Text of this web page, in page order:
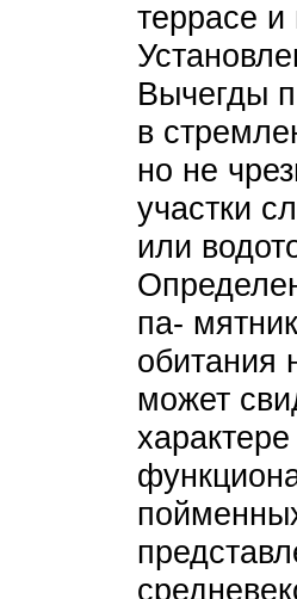
террасе и
Вычегды
в
но не
участки
или
па-
обитания
может